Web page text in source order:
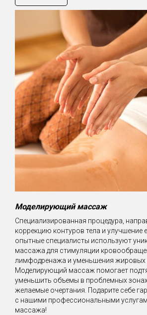
Моделирующий массаж
Специализированная процедура,
коррекцию контуров тела и
опытные специалисты используют
массажа для стимуляции
лимфодренажа и уменьшения жировых
Моделирующий массаж помогает
уменьшить объемы в проблемных зонах
желаемые очертания. Подарите себе
с нашими профессиональными
массажа!